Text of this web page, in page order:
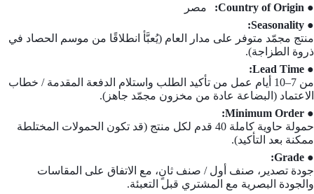
● Country of Origin:
مصر
● Seasonality:
منتج مجمّد متوفر على مدار العام (يُعبَّأ انطلاقًا من موسم الحصاد في
ذروة الطزاجة).
● Lead Time:
من 7–10 أيام عمل من تأكيد الطلب واستلام الدفعة المقدمة / خطاب
الاعتماد (البضاعة عادة من مخزون مجمّد جاهز).
● Minimum Order:
حمولة حاوية كاملة 40 قدم لكل منتج (قد تكون الحمولات المختلطة
ممكنة بعد التأكيد).
● Grade:
جودة تصدير، صنف أول / صنف ثانٍ، مع الاتفاق على المقاسات
والجودة البصرية مع المشتري قبل التعبئة.